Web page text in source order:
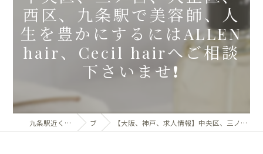
西区、九条駅で美容師、人
生を豊かにするにはALLEN
hair、Cecil hairへご相談
下さいませ❗
九条駅近くの美容室ならALLEN hair 九条店へ ブログ 【大阪、神戸、求人情報】中央区、三ノ宮、大正区、西区、九条駅で美容師、人生を豊かにするにはALLEN hair、Cecil hairへご相談下さいませ❗